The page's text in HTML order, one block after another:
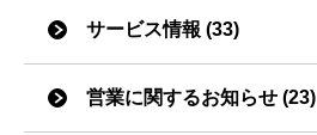
サービス情報 (33)
営業に関するお知らせ (23)